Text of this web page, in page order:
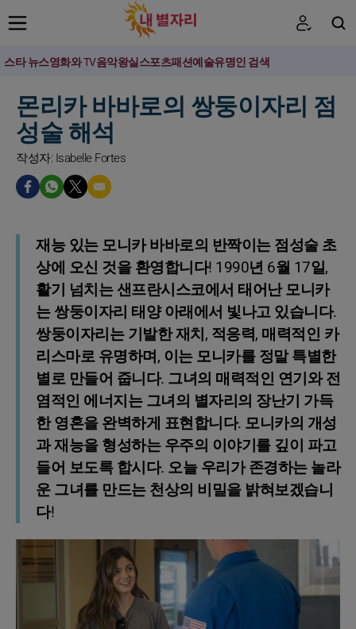
스타 뉴스영화와 TV음악왕실스포츠패션예술유명인 검색
몬리카 바바로의 쌍둥이자리 점
성술 해석
작성자: Isabelle Fortes
재능 있는 모니카 바바로의 반짝이는 점성술 초
상에 오신 것을 환영합니다! 1990년 6월 17일,
활기 넘치는 샌프란시스코에서 태어난 모니카
는 쌍둥이자리 태양 아래에서 빛나고 있습니다.
쌍둥이자리는 기발한 재치, 적응력, 매력적인 카
리스마로 유명하며, 이는 모니카를 정말 특별한
별로 만들어 줍니다. 그녀의 매력적인 연기와 전
염적인 에너지는 그녀의 별자리의 장난기 가득
한 영혼을 완벽하게 표현합니다. 모니카의 개성
과 재능을 형성하는 우주의 이야기를 깊이 파고
들어 보도록 합시다. 오늘 우리가 존경하는 놀라
운 그녀를 만드는 천상의 비밀을 밝혀보겠습니
다!